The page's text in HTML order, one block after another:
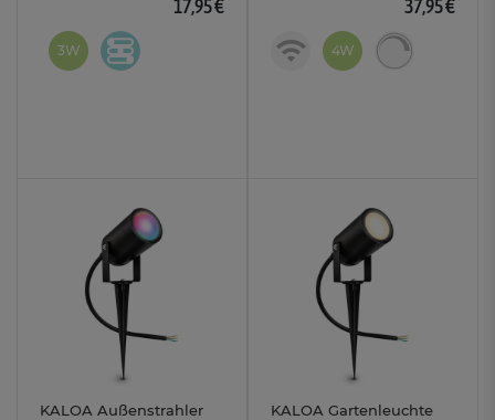
17,95 €
3W
37,95 €
4W
KALOA Außenstrahler
KALOA Gartenleuchte